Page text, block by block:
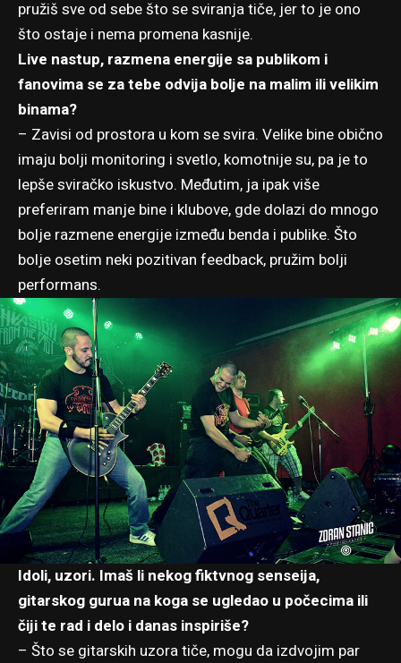
pružiš sve od sebe što se sviranja tiče, jer to je ono
što ostaje i nema promena kasnije.
Live nastup, razmena energije sa publikom i
fanovima se za tebe odvija bolje na malim ili velikim
binama?
– Zavisi od prostora u kom se svira. Velike bine obično
imaju bolji monitoring i svetlo, komotnije su, pa je to
lepše sviračko iskustvo. Međutim, ja ipak više
preferiram manje bine i klubove, gde dolazi do mnogo
bolje razmene energije između benda i publike. Što
bolje osetim neki pozitivan feedback, pružim bolji
performans.
Idoli, uzori. Imaš li nekog fiktvnog senseija,
gitarskog gurua na koga se ugledao u počecima ili
čiji te rad i delo i danas inspiriše?
– Što se gitarskih uzora tiče, mogu da izdvojim par